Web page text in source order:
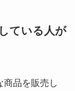
ている人が
商品を販売し